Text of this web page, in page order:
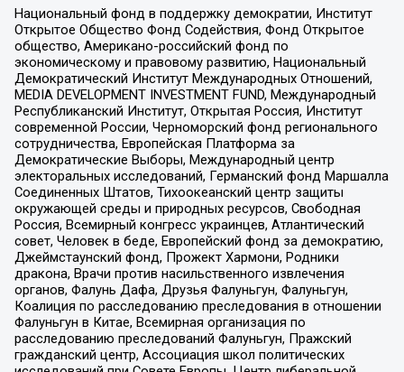
Национальный фонд в поддержку демократии, Институт
Открытое Общество Фонд Содействия, Фонд Открытое
общество, Американо-российский фонд по
экономическому и правовому развитию, Национальный
Демократический Институт Международных Отношений,
MEDIA DEVELOPMENT INVESTMENT FUND, Международный
Республиканский Институт, Открытая Россия, Институт
современной России, Черноморский фонд регионального
сотрудничества, Европейская Платформа за
Демократические Выборы, Международный центр
электоральных исследований, Германский фонд Маршалла
Соединенных Штатов, Тихоокеанский центр защиты
окружающей среды и природных ресурсов, Свободная
Россия, Всемирный конгресс украинцев, Атлантический
совет, Человек в беде, Европейский фонд за демократию,
Джеймстаунский фонд, Прожект Хармони, Родники
дракона, Врачи против насильственного извлечения
органов, Фалунь Дафа, Друзья Фалуньгун, Фалуньгун,
Коалиция по расследованию преследования в отношении
Фалуньгун в Китае, Всемирная организация по
расследованию преследований Фалуньгун, Пражский
гражданский центр, Ассоциация школ политических